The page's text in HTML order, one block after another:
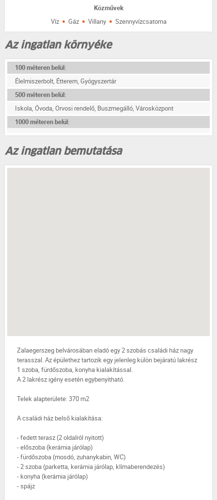
Közművek
Víz · Gáz · Villany · Szennyvízcsatorna
Az ingatlan környéke
100 méteren belül:
Élelmiszerbolt, Étterem, Gyógyszertár
500 méteren belül:
Iskola, Óvoda, Orvosi rendelő, Buszmegálló, Városközpont
1000 méteren belül:
Az ingatlan bemutatása
Zalaegerszeg belvárosában eladó egy 2 szobás családi ház nagy
terasszal. Az épülethez tartozik egy jelenleg külön bejáratú lakrész
1 szoba, fürdőszoba, konyha kialakítással.
A 2 lakrész igény esetén egybenyitható.
Telek alapterülete: 370 m2
A családi ház belső kialakítása:
- fedett terasz (2 oldalról nyitott)
- előszoba (kerámia járólap)
- fürdőszoba (mosdó, zuhanykabin, WC)
- 2 szoba (parketta, kerámia járólap, klímaberendezés)
- konyha (kerámia járólap)
- spájz